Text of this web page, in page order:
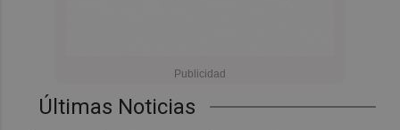
Últimas Noticias